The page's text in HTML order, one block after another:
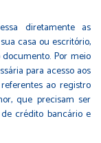
diretamente as
casa ou escritório,
Por meio
para acesso aos
ao registro
que precisam ser
crédito bancário e